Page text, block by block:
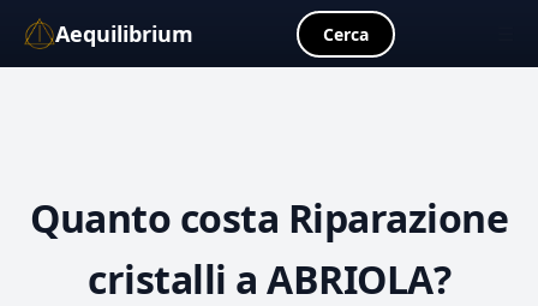
Aequilibrium Cerca
Quanto costa Riparazione
cristalli a ABRIOLA?